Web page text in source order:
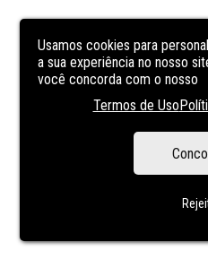
Usamos cookies para
a sua experiência no nosso
você concorda com o nosso
Termos de Uso